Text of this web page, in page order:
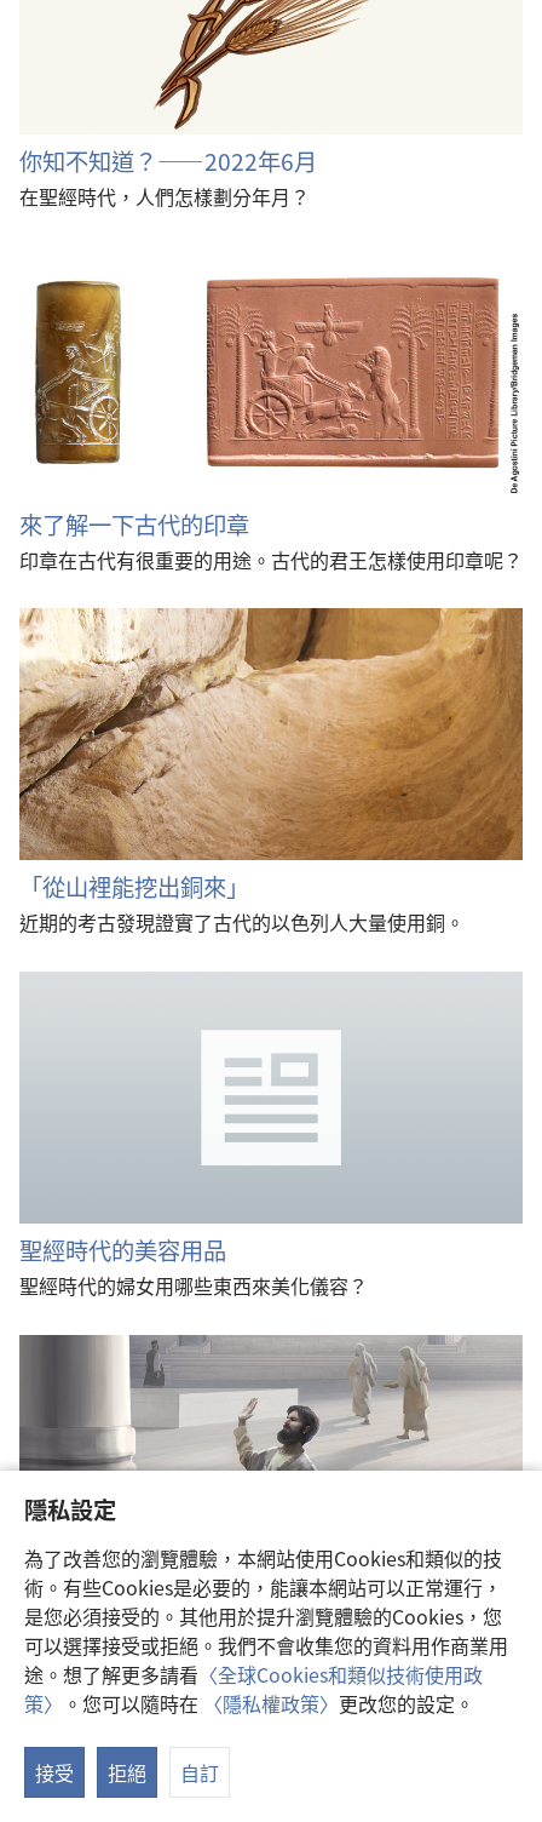
隱私設定
為了改善您的瀏覽體驗，本網站使用Cookies和類似的技
術。有些Cookies是必要的，能讓本網站可以正常運行，
是您必須接受的。其他用於提升瀏覽體驗的Cookies，您
可以選擇接受或拒絕。我們不會收集您的資料用作商業用
途。想了解更多請看 〈全球Cookies和類似技術使用政
策〉 。您可以隨時在 〈隱私權政策〉 更改您的設定。
接受 拒絕 自訂
你知不知道？——2022年6月
在聖經時代，人們怎樣劃分年月？
來了解一下古代的印章
印章在古代有很重要的用途。古代的君王怎樣使用印章呢？
「從山裡能挖出銅來」
近期的考古發現證實了古代的以色列人大量使用銅。
聖經時代的美容用品
聖經時代的婦女用哪些東西來美化儀容？
你知不知道？——2017年10月
為什麼耶穌要譴責猶太人起誓的行為？